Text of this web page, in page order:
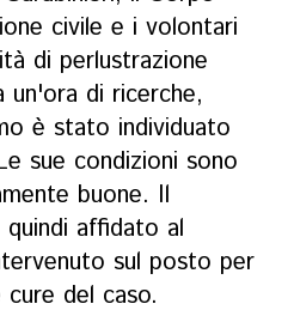
civile e i volontari
di perlustrazione
un'ora di ricerche,
è stato individuato
sue condizioni sono
buone. Il
affidato al
sul posto per
del caso.